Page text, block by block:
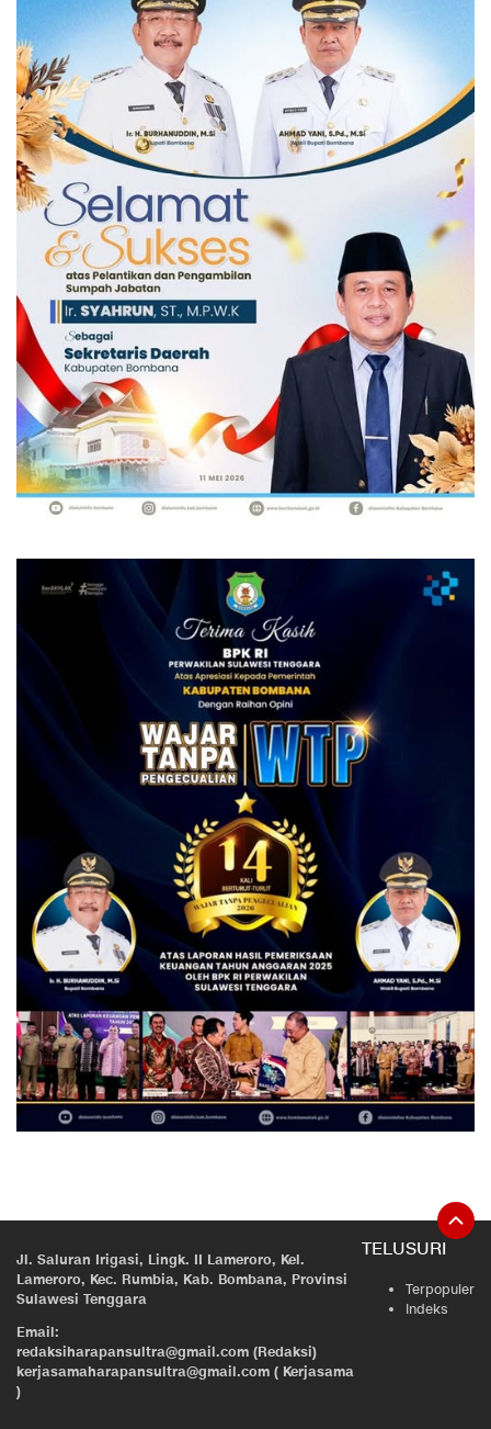
Jl. Saluran Irigasi, Lingk. II Lameroro, Kel.
Lameroro, Kec. Rumbia, Kab. Bombana, Provinsi
Sulawesi Tenggara
Email:
redaksiharapansultra@gmail.com (Redaksi)
kerjasamaharapansultra@gmail.com ( Kerjasama
)
TELUSURI
Terpopuler
Indeks